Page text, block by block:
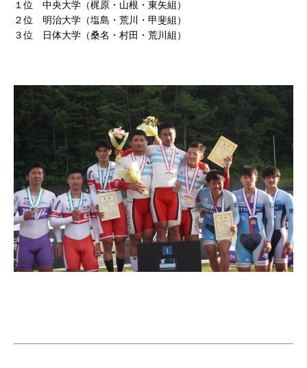
１位 中央大学（梶原・山根・東矢組）
２位 明治大学（塩島・荒川・甲斐組）
３位 日体大学（桑名・村田・荒川組）